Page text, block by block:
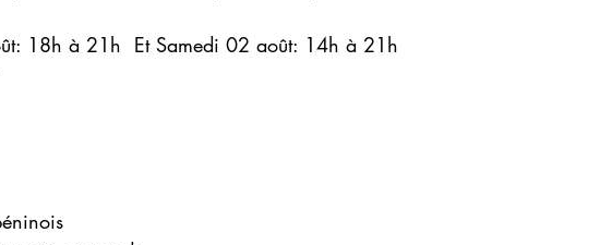
18h à 21h  Et Samedi 02 août: 14h à 21h